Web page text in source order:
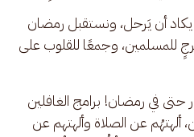
أن يَرحل، ونستقبل رمضان
للمسلمين، وجمعًا للقلوب على
حتى في رمضان! برامج الغافلين
عن الصلاة وألهتهم عن